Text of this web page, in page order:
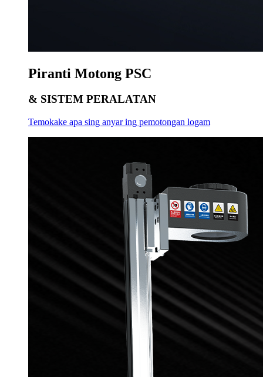
Piranti Motong PSC
& SISTEM PERALATAN
Temokake apa sing anyar ing pemotongan logam